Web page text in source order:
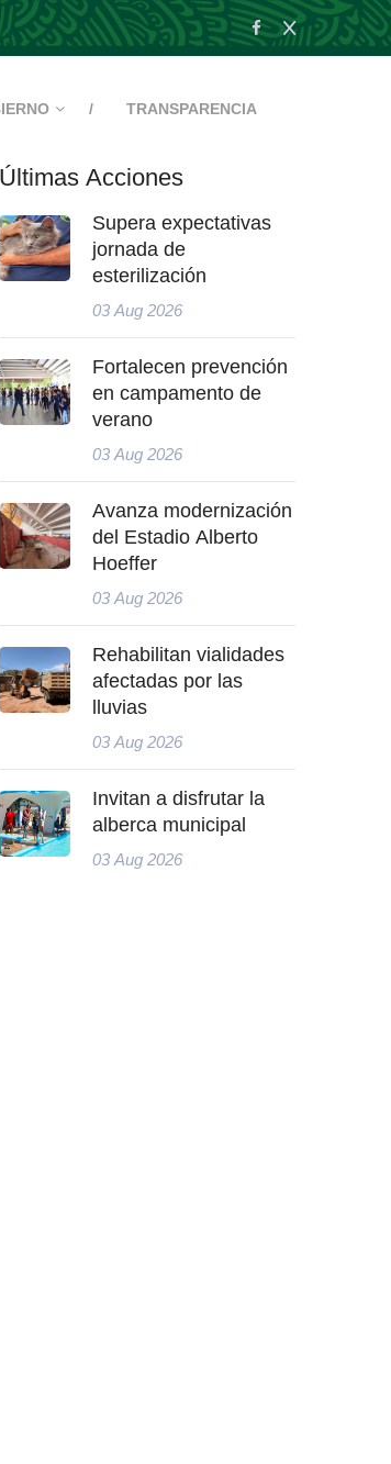
TRANSPARENCIA
Últimas Acciones
Supera expectativas
jornada de
esterilización
03 Aug 2026
Fortalecen prevención
en campamento de
verano
03 Aug 2026
Avanza modernización
del Estadio Alberto
Hoeffer
03 Aug 2026
Rehabilitan vialidades
afectadas por las
lluvias
03 Aug 2026
Invitan a disfrutar la
alberca municipal
03 Aug 2026